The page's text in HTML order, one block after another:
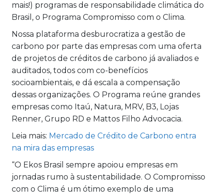
mais!) programas de responsabilidade climática do
Brasil, o Programa Compromisso com o Clima.
Nossa plataforma desburocratiza a gestão de
carbono por parte das empresas com uma oferta
de projetos de créditos de carbono já avaliados e
auditados, todos com co-benefícios
socioambientais, e dá escala a compensação
dessas organizações. O Programa reúne grandes
empresas como Itaú, Natura, MRV, B3, Lojas
Renner, Grupo RD e Mattos Filho Advocacia.
Leia mais: Mercado de Crédito de Carbono entra
na mira das empresas
“O Ekos Brasil sempre apoiou empresas em
jornadas rumo à sustentabilidade. O Compromisso
com o Clima é um ótimo exemplo de uma